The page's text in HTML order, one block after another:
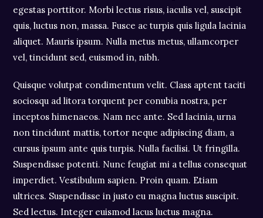
egestas porttitor. Morbi lectus risus, iaculis vel, suscipit
quis, luctus non, massa. Fusce ac turpis quis ligula lacinia
aliquet. Mauris ipsum. Nulla metus metus, ullamcorper
vel, tincidunt sed, euismod in, nibh.
Quisque volutpat condimentum velit. Class aptent taciti
sociosqu ad litora torquent per conubia nostra, per
inceptos himenaeos. Nam nec ante. Sed lacinia, urna
non tincidunt mattis, tortor neque adipiscing diam, a
cursus ipsum ante quis turpis. Nulla facilisi. Ut fringilla.
Suspendisse potenti. Nunc feugiat mi a tellus consequat
imperdiet. Vestibulum sapien. Proin quam. Etiam
ultrices. Suspendisse in justo eu magna luctus suscipit.
Sed lectus. Integer euismod lacus luctus magna.